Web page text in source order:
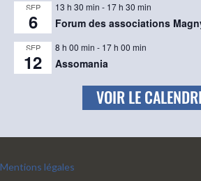
SEP
6
13 h 30 min - 17 h 30 min
Forum des associations
SEP
12
8 h 00 min - 17 h 00 min
Assomania
VOIR LE
Mentions légales